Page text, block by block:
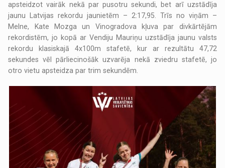
apsteidzot vairāk nekā par pusotru sekundi, bet arī uzstādīja
jaunu Latvijas rekordu jaunietēm – 2:17,95. Trīs no viņām –
Melne, Kate Mozga un Vinogradova kļuva par divkārtējām
rekordistēm, jo kopā ar Vendiju Mauriņu uzstādīja jaunu valsts
rekordu klasiskajā 4x100m stafetē, kur ar rezultātu 47,72
sekundes vēl pārliecinošāk uzvarēja nekā zviedru stafetē, jo
otro vietu apsteidza par trim sekundēm.